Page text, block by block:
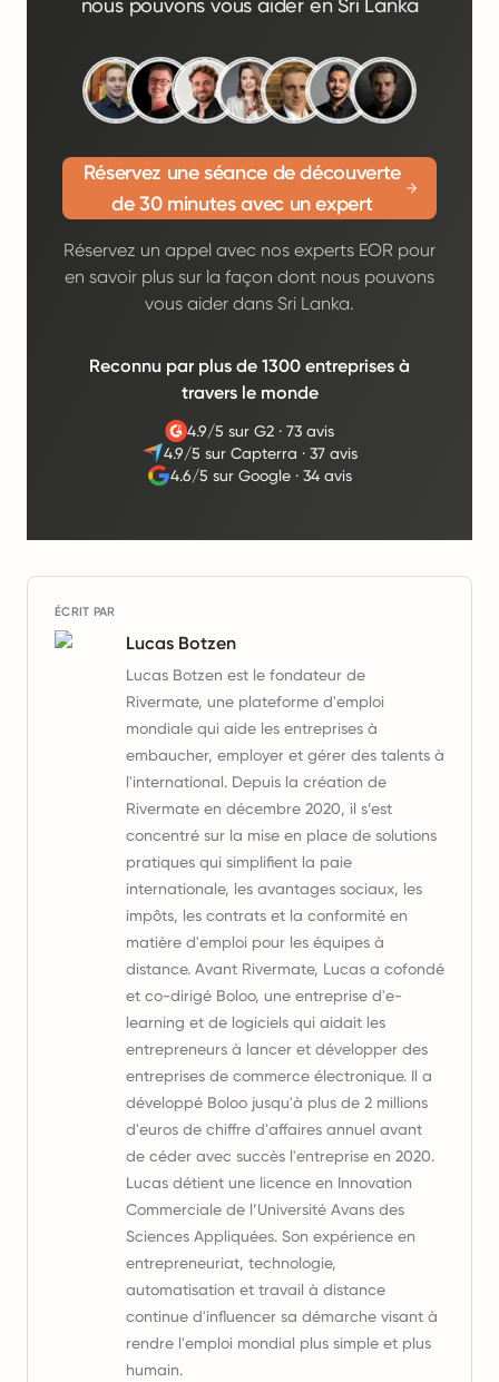
nous pouvons vous aider en Sri Lanka
Réservez une séance de découverte
de 30 minutes avec un expert
Réservez un appel avec nos experts EOR pour
en savoir plus sur la façon dont nous pouvons
vous aider dans Sri Lanka.
Reconnu par plus de 1300 entreprises à
travers le monde
4.9/5 sur G2 ·73 avis
4.9/5 sur Capterra ·37 avis
4.6/5 sur Google· 34 avis
ÉCRIT PAR
Lucas Botzen
Lucas Botzen est le fondateur de
Rivermate, une plateforme d'emploi
mondiale qui aide les entreprises à
embaucher, employer et gérer des talents à
l'international. Depuis la création de
Rivermate en décembre 2020, il s’est
concentré sur la mise en place de solutions
pratiques qui simplifient la paie
internationale, les avantages sociaux, les
impôts, les contrats et la conformité en
matière d'emploi pour les équipes à
distance. Avant Rivermate, Lucas a cofondé
et co-dirigé Boloo, une entreprise d'e-
learning et de logiciels qui aidait les
entrepreneurs à lancer et développer des
entreprises de commerce électronique. Il a
développé Boloo jusqu'à plus de 2 millions
d'euros de chiffre d'affaires annuel avant
de céder avec succès l'entreprise en 2020.
Lucas détient une licence en Innovation
Commerciale de l’Université Avans des
Sciences Appliquées. Son expérience en
entrepreneuriat, technologie,
automatisation et travail à distance
continue d'influencer sa démarche visant à
rendre l'emploi mondial plus simple et plus
humain.